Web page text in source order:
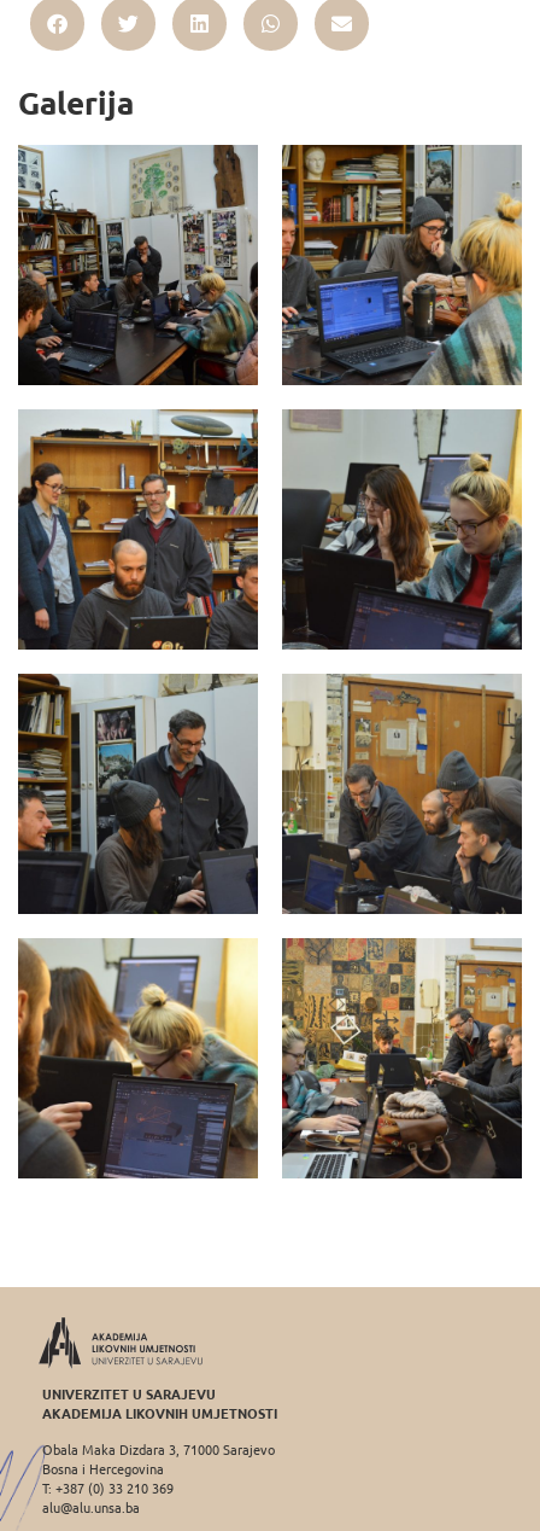
Galerija
UNIVERZITET U SARAJEVU
AKADEMIJA LIKOVNIH UMJETNOSTI
Obala Maka Dizdara 3, 71000 Sarajevo
Bosna i Hercegovina
T: +387 (0) 33 210 369
alu@alu.unsa.ba